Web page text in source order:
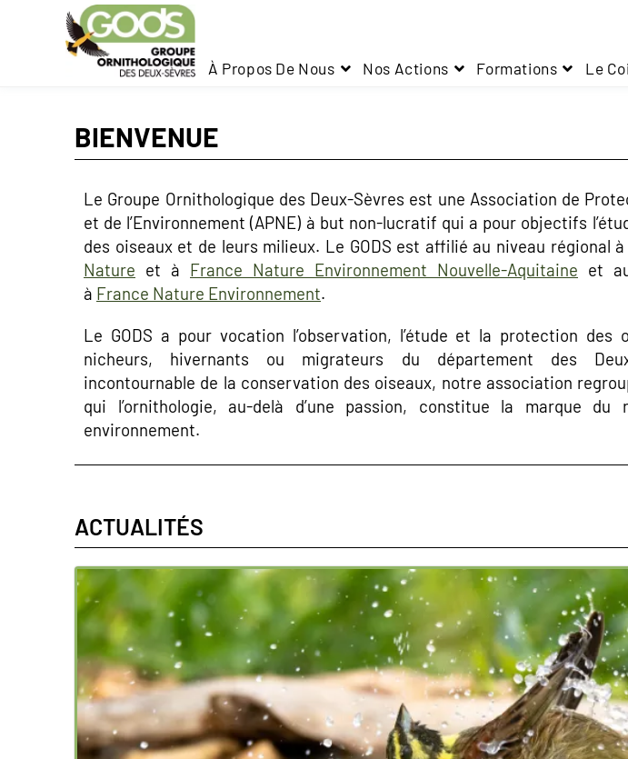
À Propos De Nous Nos Actions Formations Le
BIENVENUE
Le Groupe Ornithologique des Deux-Sèvres est une Association de
et de l’Environnement (APNE) à but non-lucratif qui a pour objectifs
des oiseaux et de leurs milieux. Le GODS est affilié au niveau régional à
Nature et à France Nature Environnement Nouvelle-Aquitaine et
à France Nature Environnement.
Le GODS a pour vocation l’observation, l’étude et la protection des
nicheurs, hivernants ou migrateurs du département des
incontournable de la conservation des oiseaux, notre association
qui l’ornithologie, au-delà d’une passion, constitue la marque du
environnement.
ACTUALITÉS